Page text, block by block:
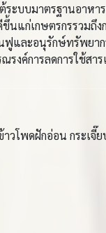
ะบบมาตรฐานอาหา
นแก่เกษตรกรรวมถึ
ฟูและอนุรักษ์ทรัพยา
ค์การลดการใช้สาร
พดฝักอ่อน กระเจี๊ยบ